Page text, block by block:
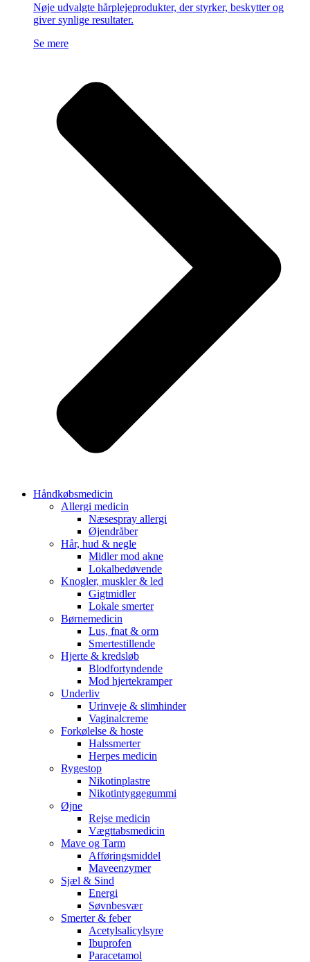
Nøje udvalgte hårplejeprodukter, der styrker, beskytter og
giver synlige resultater.
Se mere
Håndkøbsmedicin
Allergi medicin
Næsespray allergi
Øjendråber
Hår, hud & negle
Midler mod akne
Lokalbedøvende
Knogler, muskler & led
Gigtmidler
Lokale smerter
Børnemedicin
Lus, fnat & orm
Smertestillende
Hjerte & kredsløb
Blodfortyndende
Mod hjertekramper
Underliv
Urinveje & slimhinder
Vaginalcreme
Forkølelse & hoste
Halssmerter
Herpes medicin
Rygestop
Nikotinplastre
Nikotintyggegummi
Øjne
Rejse medicin
Vægttabsmedicin
Mave og Tarm
Afføringsmiddel
Maveenzymer
Sjæl & Sind
Energi
Søvnbesvær
Smerter & feber
Acetylsalicylsyre
Ibuprofen
Paracetamol